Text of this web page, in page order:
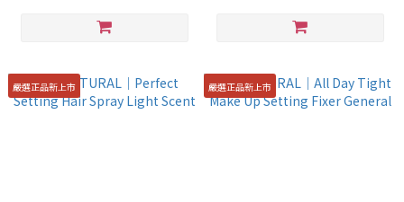
嚴選正品新上市 嚴選正品新上市